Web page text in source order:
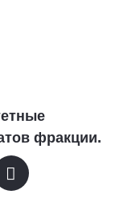
фракции.